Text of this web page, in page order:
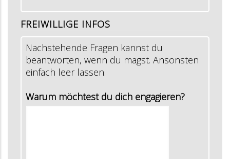
FREIWILLIGE INFOS
Nachstehende Fragen kannst du
beantworten, wenn du magst. Ansonsten
einfach leer lassen.
Warum möchtest du dich engagieren?